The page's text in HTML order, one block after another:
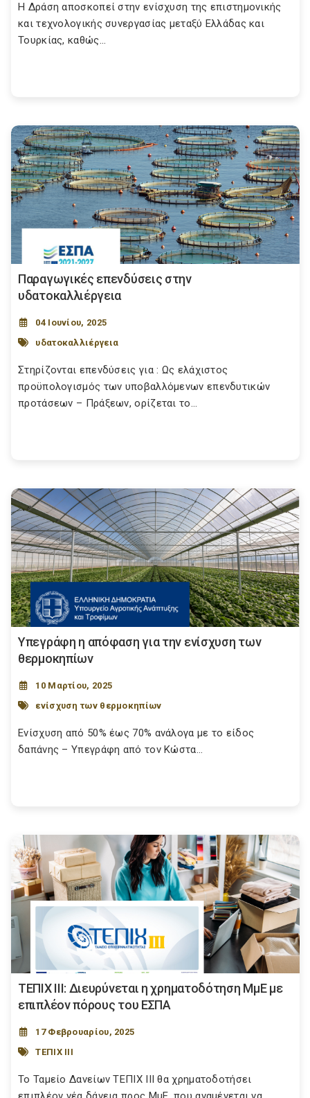
Η Δράση αποσκοπεί στην ενίσχυση της επιστημονικής
και τεχνολογικής συνεργασίας μεταξύ Ελλάδας και
Τουρκίας, καθώς...
Παραγωγικές επενδύσεις στην
υδατοκαλλιέργεια
04 Ιουνίου, 2025
υδατοκαλλιέργεια
Στηρίζονται επενδύσεις για : Ως ελάχιστος
προϋπολογισμός των υποβαλλόμενων επενδυτικών
προτάσεων – Πράξεων, ορίζεται το...
Υπεγράφη η απόφαση για την ενίσχυση των
θερμοκηπίων
10 Μαρτίου, 2025
ενίσχυση των θερμοκηπίων
Ενίσχυση από 50% έως 70% ανάλογα με το είδος
δαπάνης – Υπεγράφη από τον Κώστα...
ΤΕΠΙΧ ΙΙΙ: Διευρύνεται η χρηματοδότηση ΜμΕ με
επιπλέον πόρους του ΕΣΠΑ
17 Φεβρουαρίου, 2025
ΤΕΠΙΧ ΙΙΙ
Το Ταμείο Δανείων ΤΕΠΙΧ ΙΙΙ θα χρηματοδοτήσει